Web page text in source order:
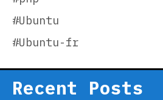
#Ubuntu
#Ubuntu-fr
Recent Posts